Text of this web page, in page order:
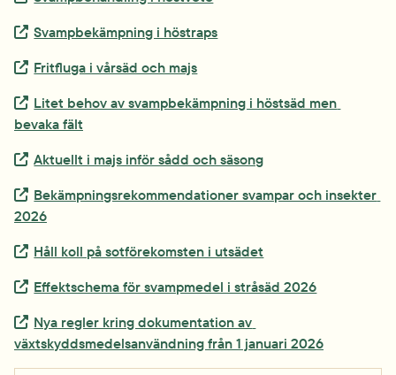
Extern länk.
Svampbekämpning i höstraps
Extern länk.
Fritfluga i vårsäd och majs
Extern länk.
Litet behov av svampbekämpning i höstsäd men
bevaka fält
Extern länk.
Aktuellt i majs inför sådd och säsong
Extern länk.
Bekämpningsrekommendationer svampar och insekter
2026
Extern länk.
Håll koll på sotförekomsten i utsädet
Extern länk.
Effektschema för svampmedel i stråsäd 2026
Extern länk.
Nya regler kring dokumentation av
växtskyddsmedelsanvändning från 1 januari 2026